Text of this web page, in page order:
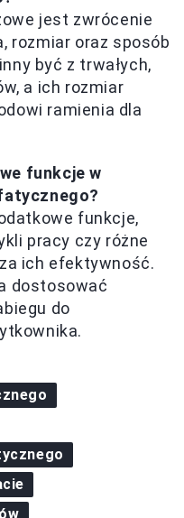
jest zwrócenie
rozmiar oraz sposób
być z trwałych,
a ich rozmiar
ramienia dla
funkcje w
funkcje,
pracy czy różne
ich efektywność.
dostosować
do